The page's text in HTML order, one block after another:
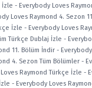
İzle - Everybody Loves
Loves Raymond 4. Sezon
İzle - Everybody Loves
Türkçe Dublaj İzle -
11. Bölüm İndir -
4. Sezon Tüm Bölümler -
Raymond Türkçe İzle -
- Everybody Loves